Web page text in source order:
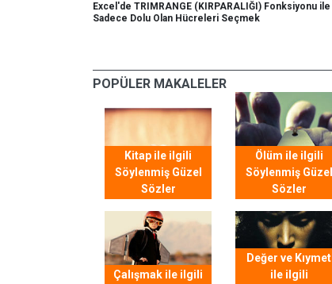
Excel'de TRIMRANGE (KIRPARALIĞI) Fonksiyonu ile
Sadece Dolu Olan Hücreleri Seçmek
POPÜLER MAKALELER
Kitap ile ilgili
Söylenmiş Güzel
Sözler
Ölüm ile ilgili
Söylenmiş Güzel
Sözler
Çalışmak ile ilgili
Değer ve Kıymet
ile ilgili